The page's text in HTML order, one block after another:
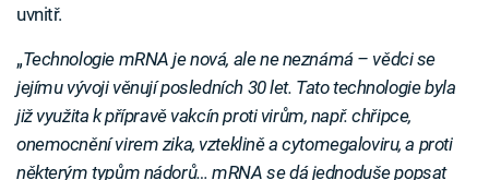
uvnitř.
„Technologie mRNA je nová, ale ne neznámá – vědci se
jejímu vývoji věnují posledních 30 let. Tato technologie byla
již využita k přípravě vakcín proti virům, např. chřipce,
onemocnění virem zika, vzteklině a cytomegaloviru, a proti
některým typům nádorů… mRNA se dá jednoduše popsat